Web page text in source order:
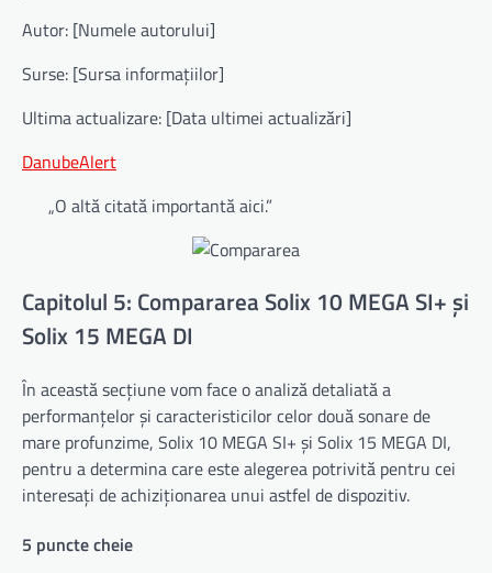
Autor: [Numele autorului]
Surse: [Sursa informațiilor]
Ultima actualizare: [Data ultimei actualizări]
DanubeAlert
„O altă citată importantă aici.”
Capitolul 5: Compararea Solix 10 MEGA SI+ și
Solix 15 MEGA DI
În această secțiune vom face o analiză detaliată a
performanțelor și caracteristicilor celor două sonare de
mare profunzime, Solix 10 MEGA SI+ și Solix 15 MEGA DI,
pentru a determina care este alegerea potrivită pentru cei
interesați de achiziționarea unui astfel de dispozitiv.
5 puncte cheie